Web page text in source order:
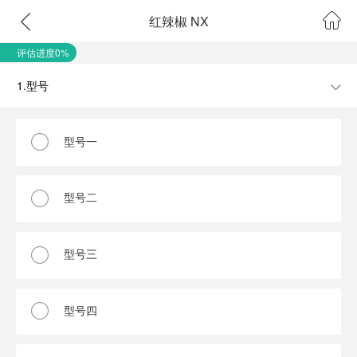
红辣椒 NX
评估进度0%
1.型号
型号一
型号二
型号三
型号四